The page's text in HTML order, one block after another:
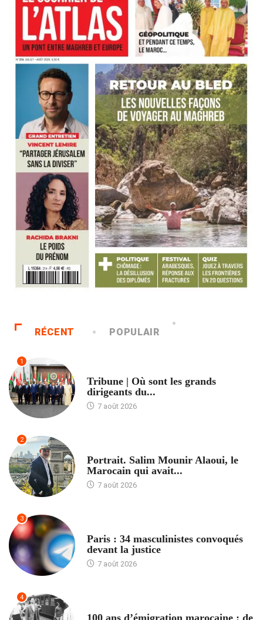
RÉCENT POPULAIR
1
Tribune | Où sont les grands
dirigeants du...
7 août 2026
2
Portrait. Salim Mounir Alaoui, le
Marocain qui avait...
7 août 2026
3
Paris : 34 masculinistes convoqués
devant la justice
7 août 2026
4
100 ans d’émigration marocaine : de